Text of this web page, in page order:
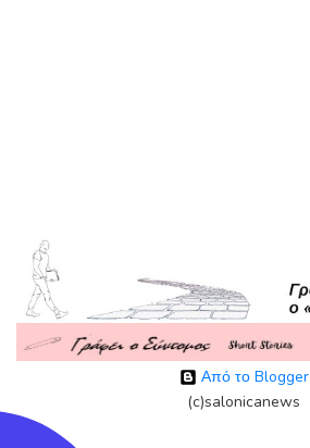
Από το Blogger
(c)salonicanews